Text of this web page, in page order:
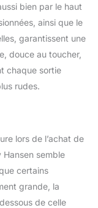
renforcée
genou
de
portée de
logos
visibles lui
une
bien par le haut
ainsi que le
garantissent une
douce au toucher,
chaque sortie
rudes.
lors de l’achat de
semble
certains
grande, la
de celle